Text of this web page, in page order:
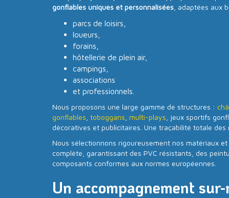
gonflables uniques et personnalisées , adaptées aux
parcs de loisirs,
loueurs,
forains,
hôtellerie de plein air,
campings,
associations
et professionnels.
Nous proposons une large gamme de structures :
gonflables toboggans multi-plays , jeux sportifs
décoratives et publicitaires. Une traçabilité totale des
Nous sélectionnons rigoureusement nos matériaux
complète, garantissant des PVC résistants, des
composants conformes aux normes européennes.
Un accompagnement